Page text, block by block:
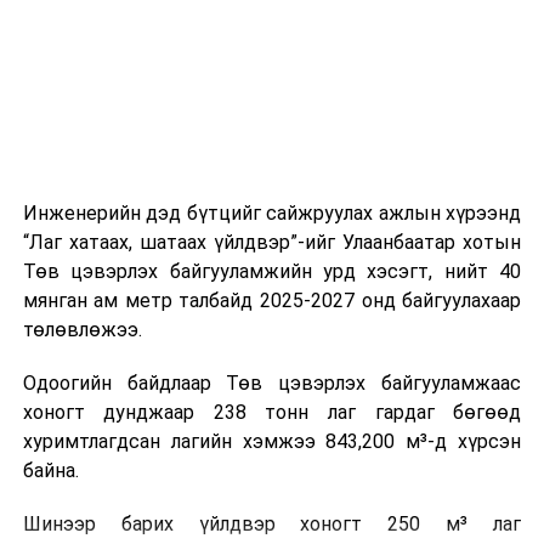
өдөр тутмын ажлын бэлэн байдлыг хангах зэрэг
практик ур чадварыг сургалтын хөтөлбөрт тусгажээ.
Сургалтыг танилцуулах лекц, асуулт-хариулт,
жишээнд суурилсан сургалт, багаар ажиллах дасгал,
танилцах, онцгой нөхцөлд ажиллах дадлага зэрэг
онол, практик хосолсон хэлбэрээр зохион байгуулж
байна.
зохион байгуулах Үндэсний хорооны Ажлын алба,
Инженерийн дэд бүтцийг сайжруулах ажлын хүрээнд
“Лаг хатаах, шатаах үйлдвэр”-ийг Улаанбаатар хотын
Төв цэвэрлэх байгууламжийн урд хэсэгт, нийт 40
мянган ам метр талбайд 2025-2027 онд байгуулахаар
төлөвлөжээ.
Одоогийн байдлаар Төв цэвэрлэх байгууламжаас
хоногт дунджаар 238 тонн лаг гардаг бөгөөд
хуримтлагдсан лагийн хэмжээ 843,200 м³-д хүрсэн
байна.
Шинээр барих үйлдвэр хоногт 250 м³ лаг